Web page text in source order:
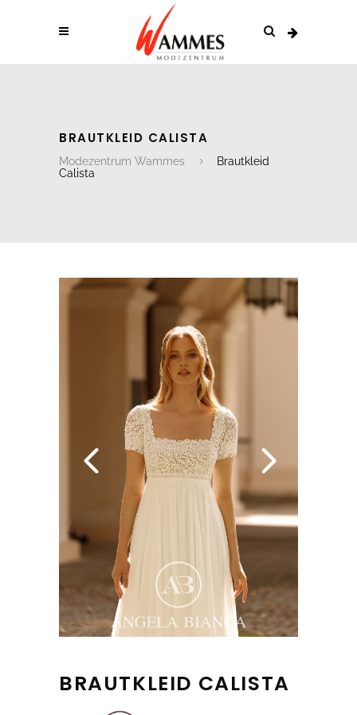
BRAUTKLEID CALISTA
Modezentrum Wammes
Brautkleid
Calista
BRAUTKLEID CALISTA